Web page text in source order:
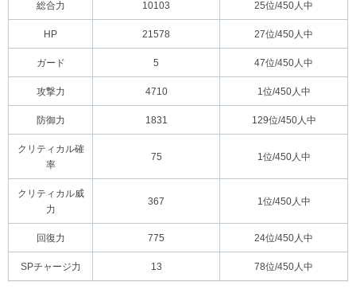
総合力 10103 25位/450人中
HP 21578 27位/450人中
ガード 5 47位/450人中
攻撃力 4710 1位/450人中
防御力 1831 129位/450人中
クリティカル確
率
75 1位/450人中
クリティカル威
力
367 1位/450人中
回復力 775 24位/450人中
SPチャージ力 13 78位/450人中